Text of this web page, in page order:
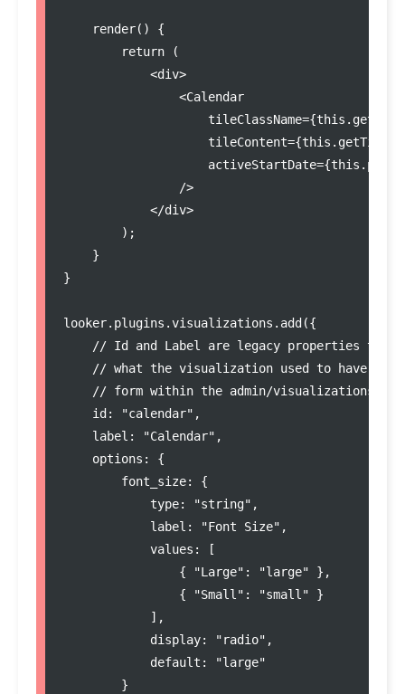
render() {
return (
<div>
<Calendar
                    tileClassName
={this .
                    tileContent
={this .
                    activeStartDate
={this . props
/>
</div>
        );
    }
}
looker. plugins .visualizations . add ({
// Id and Label are legacy properties that
// what the visualization used to have.
// form within the admin/visualizations
    id
: "calendar" ,
    label
: "Calendar" ,
    options
:
{
        font_size
:
{
            type
: "string" ,
            label
: "Font Size" ,
            values
:
[
                {
"Large" : "large" },
                {
"Small" : "small" }
            ],
            display
: "radio" ,
            default
: "large"
        }